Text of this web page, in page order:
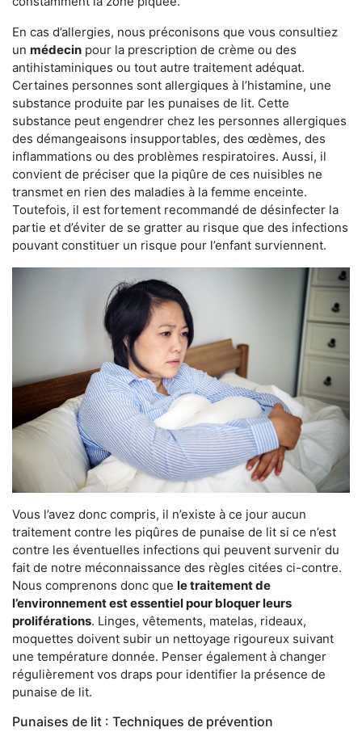
En cas d’allergies, nous préconisons que vous consultiez
un médecin pour la prescription de crème ou des
antihistaminiques ou tout autre traitement adéquat.
Certaines personnes sont allergiques à l’histamine, une
substance produite par les punaises de lit. Cette
substance peut engendrer chez les personnes allergiques
des démangeaisons insupportables, des œdèmes, des
inflammations ou des problèmes respiratoires. Aussi, il
convient de préciser que la piqûre de ces nuisibles ne
transmet en rien des maladies à la femme enceinte.
Toutefois, il est fortement recommandé de désinfecter la
partie et d’éviter de se gratter au risque que des infections
pouvant constituer un risque pour l’enfant surviennent.
Vous l’avez donc compris, il n’existe à ce jour aucun
traitement contre les piqûres de punaise de lit si ce n’est
contre les éventuelles infections qui peuvent survenir du
fait de notre méconnaissance des règles citées ci-contre.
Nous comprenons donc que le traitement de
l’environnement est essentiel pour bloquer leurs
proliférations. Linges, vêtements, matelas, rideaux,
moquettes doivent subir un nettoyage rigoureux suivant
une température donnée. Penser également à changer
régulièrement vos draps pour identifier la présence de
punaise de lit.
Punaises de lit : Techniques de prévention